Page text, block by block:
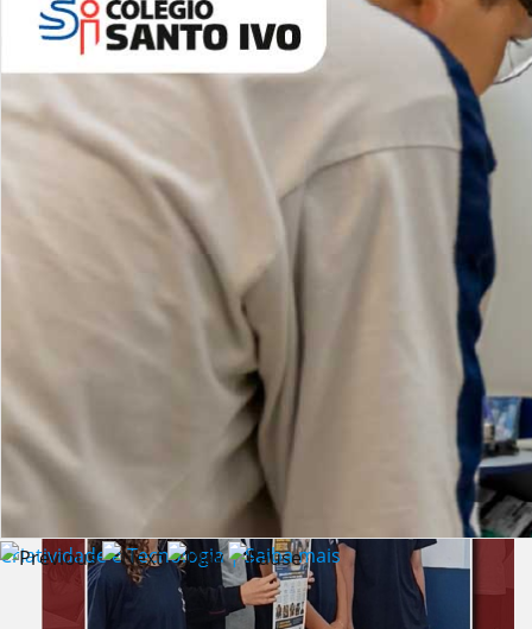
Criatividade e Tecnologia | Saiba mais